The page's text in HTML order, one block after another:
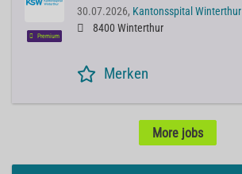
Premium
30.07.2026, Kantonsspital Winterthur
8400 Winterthur
Merken
More jobs